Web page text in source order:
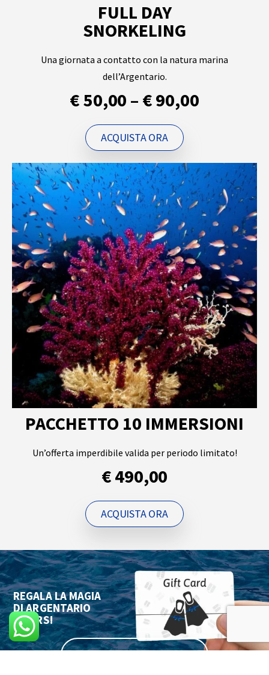
FULL DAY
SNORKELING
Una giornata a contatto con la natura marina
dell’Argentario.
€ 50,00 – € 90,00
ACQUISTA ORA
PACCHETTO 10 IMMERSIONI
Un’offerta imperdibile valida per periodo limitato!
€ 490,00
ACQUISTA ORA
REGALA LA MAGIA
DI ARGENTARIO
DIVERS!
ACQUISTA LA GIFT CARD